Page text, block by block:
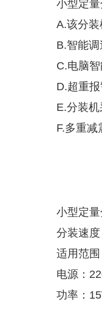
小型定
A.该分
B.智能
C.电脑
D.超重
E.分装
F.多重减
小型定
分装速
适用范
电源：
功率：